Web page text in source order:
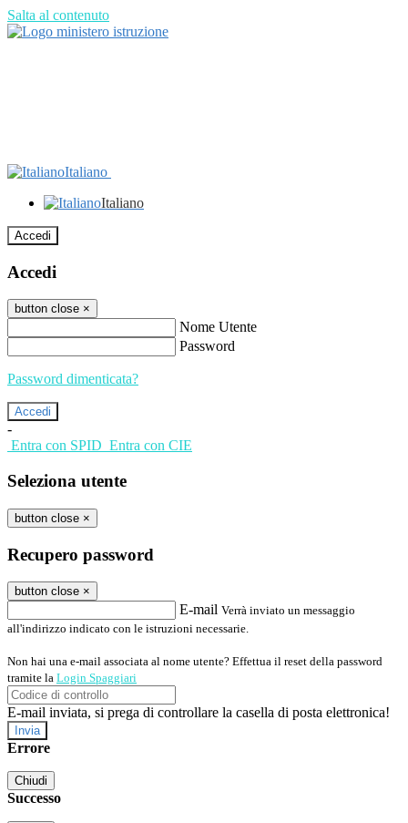
Salta al contenuto
Italiano
Italiano
Accedi
Accedi
button close ×
Nome Utente
Password
Password dimenticata?
-
Entra con SPID Entra con CIE
Seleziona utente
button close ×
Recupero password
button close ×
E-mail Verrà inviato un messaggio
all'indirizzo indicato con le istruzioni necessarie.
Non hai una e-mail associata al nome utente? Effettua il reset della password
tramite la Login Spaggiari
E-mail inviata, si prega di controllare la casella di posta elettronica!
Errore
Chiudi
Successo